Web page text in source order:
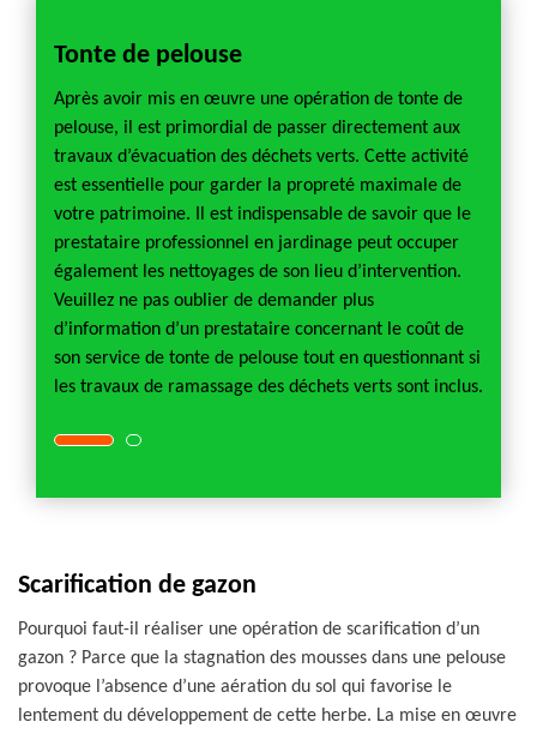
Tonte de pelouse
Après avoir mis en œuvre une opération de tonte de
pelouse, il est primordial de passer directement aux
travaux d’évacuation des déchets verts. Cette activité
est essentielle pour garder la propreté maximale de
votre patrimoine. Il est indispensable de savoir que le
prestataire professionnel en jardinage peut occuper
également les nettoyages de son lieu d’intervention.
Veuillez ne pas oublier de demander plus
d’information d’un prestataire concernant le coût de
son service de tonte de pelouse tout en questionnant si
les travaux de ramassage des déchets verts sont inclus.
Scarification de gazon
Pourquoi faut-il réaliser une opération de scarification d’un
gazon ? Parce que la stagnation des mousses dans une pelouse
provoque l’absence d’une aération du sol qui favorise le
lentement du développement de cette herbe. La mise en œuvre